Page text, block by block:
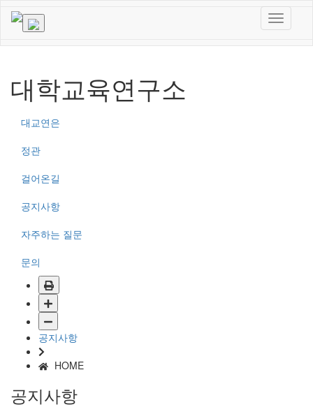
대학교육연구소
대교연은
정관
걸어온길
공지사항
자주하는 질문
문의
공지사항
HOME
공지사항